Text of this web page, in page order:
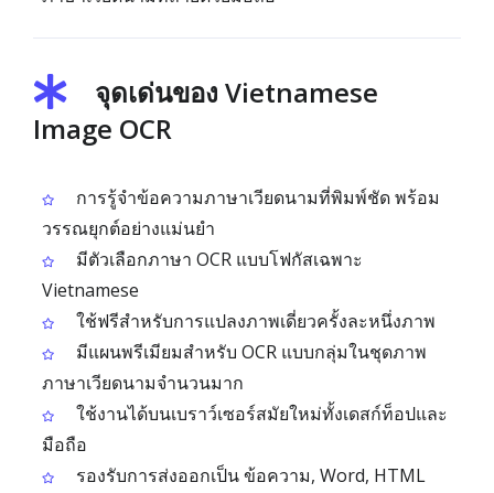
จุดเด่นของ Vietnamese
Image OCR
การรู้จำข้อความภาษาเวียดนามที่พิมพ์ชัด พร้อม
วรรณยุกต์อย่างแม่นยำ
มีตัวเลือกภาษา OCR แบบโฟกัสเฉพาะ
Vietnamese
ใช้ฟรีสำหรับการแปลงภาพเดี่ยวครั้งละหนึ่งภาพ
มีแผนพรีเมียมสำหรับ OCR แบบกลุ่มในชุดภาพ
ภาษาเวียดนามจำนวนมาก
ใช้งานได้บนเบราว์เซอร์สมัยใหม่ทั้งเดสก์ท็อปและ
มือถือ
รองรับการส่งออกเป็น ข้อความ, Word, HTML